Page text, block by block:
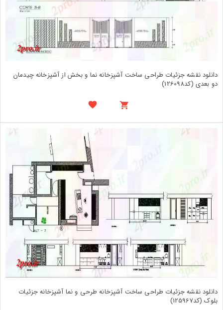
دانلود نقشه جزئیات طراحی ساخت آشپزخانه نما و بخش از آشپزخانه چیدمان
دو بعدی (کد126098)
دانلود نقشه جزئیات طراحی ساخت آشپزخانه طرحی و نما آشپزخانه جزئیات
بلوک (کد125967)